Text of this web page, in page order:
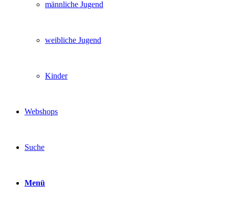
männliche Jugend
weibliche Jugend
Kinder
Webshops
Suche
Menü